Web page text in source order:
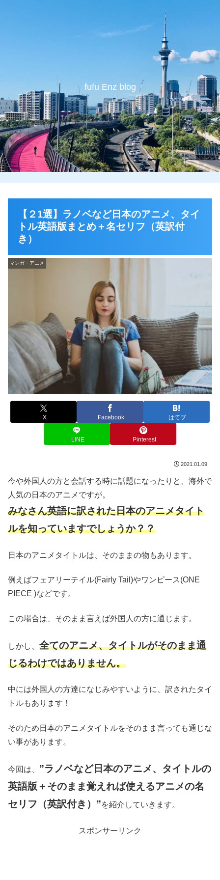
fufu Enz blog
【２1選】ラノベなど日本のアニメ、タイ
トル英語版まとめ＋名セリフ（英訳付
き）
マンガ・アニメ
X Facebook はてブ
LINE Pinterest
2021.01.09
今や外国人の方と会話する時に話題になったりと、海外で
人気の日本のアニメですが。
みなさん英語に訳された日本のアニメタイト
ルを知っていますでしょうか？？
日本のアニメタイトルは、そのままの物もあります。
例えばフェアリーテイル(Fairly Tail)やワンピース(ONE
PIECE )などです。
この場合は、そのまま言えば外国人の方に通じます。
しかし、 全てのアニメ、タイトルがそのまま通
じるわけではありません。
中には外国人の方達になじみやすいように、訳されたタイ
トルもあります！
そのため日本のアニメタイトルをそのまま言っても通じな
い事があります。
今回は、 ”ラノベなど日本のアニメ、タイトルの
英語版＋そのまま覚えれば使えるアニメの名
セリフ（英訳付き）”を紹介していきます。
スポンサーリンク